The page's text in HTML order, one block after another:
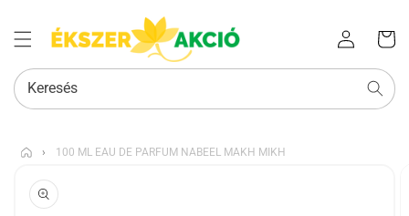
Bejelentkezés
kosara
Keresés
› 100 ML EAU DE PARFUM NABEEL MAKH MIKH
UGRÁS A
TERMÉKADATOKRA